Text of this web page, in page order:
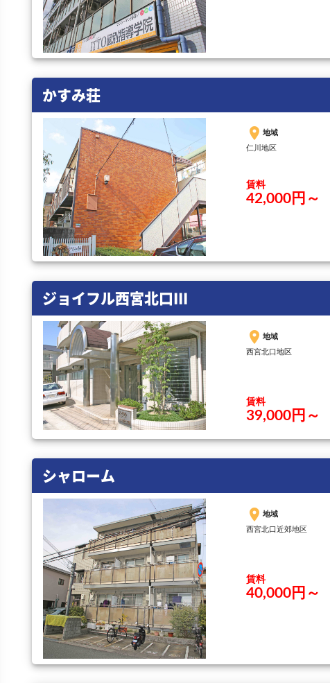
かすみ荘
place 地域
仁川地区
賃料
42,000円～
ジョイフル西宮北口III
place 地域
西宮北口地区
賃料
39,000円～
シャローム
place 地域
西宮北口近郊地区
賃料
40,000円～